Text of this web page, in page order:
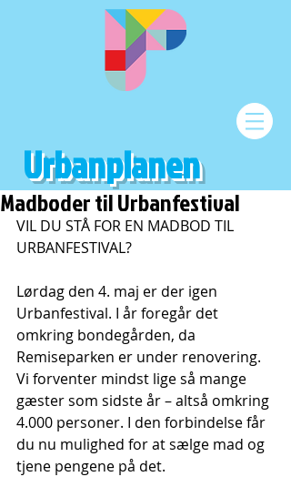
Urbanplanen
Madboder til Urbanfestival
VIL DU STÅ FOR EN MADBOD TIL
URBANFESTIVAL?
Lørdag den 4. maj er der igen
Urbanfestival. I år foregår det
omkring bondegården, da
Remiseparken er under renovering.
Vi forventer mindst lige så mange
gæster som sidste år – altså omkring
4.000 personer. I den forbindelse får
du nu mulighed for at sælge mad og
tjene pengene på det.